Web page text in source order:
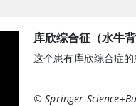
库欣综合征（水牛背
这个患有库欣综合症的
© Springer